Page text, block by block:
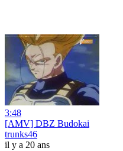
3:48
[AMV] DBZ Budokai
trunks46
il y a 20 ans